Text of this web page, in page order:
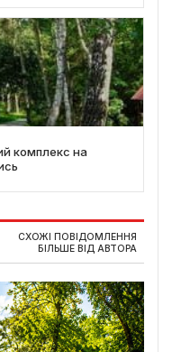
комплекс на
СХОЖІ ПОВІДОМЛЕННЯ
БІЛЬШЕ ВІД АВТОРА